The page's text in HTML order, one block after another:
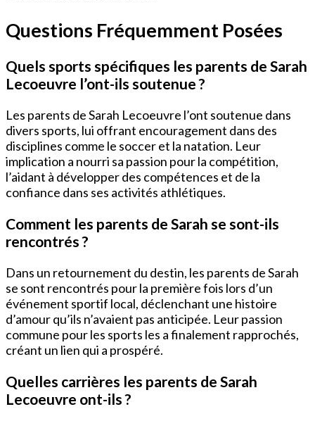
Questions Fréquemment Posées
Quels sports spécifiques les parents de Sarah
Lecoeuvre l’ont-ils soutenue ?
Les parents de Sarah Lecoeuvre l’ont soutenue dans
divers sports, lui offrant encouragement dans des
disciplines comme le soccer et la natation. Leur
implication a nourri sa passion pour la compétition,
l’aidant à développer des compétences et de la
confiance dans ses activités athlétiques.
Comment les parents de Sarah se sont-ils
rencontrés ?
Dans un retournement du destin, les parents de Sarah
se sont rencontrés pour la première fois lors d’un
événement sportif local, déclenchant une histoire
d’amour qu’ils n’avaient pas anticipée. Leur passion
commune pour les sports les a finalement rapprochés,
créant un lien qui a prospéré.
Quelles carrières les parents de Sarah
Lecoeuvre ont-ils ?